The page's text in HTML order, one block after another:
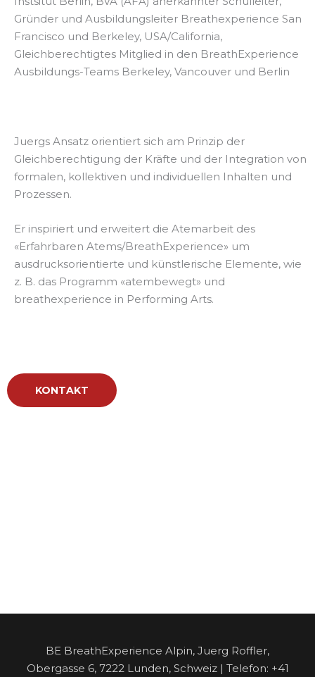
Gründer und Ausbildungsleiter Breathexperience San
Francisco und Berkeley, USA/California,
Gleichberechtigtes Mitglied in den BreathExperience
Ausbildungs-Teams Berkeley, Vancouver und Berlin
Juergs Ansatz orientiert sich am Prinzip der
Gleichberechtigung der Kräfte und der Integration von
formalen, kollektiven und individuellen Inhalten und
Prozessen.
Er inspiriert und erweitert die Atemarbeit des
«Erfahrbaren Atems/BreathExperience» um
ausdrucksorientierte und künstlerische Elemente, wie
z. B. das Programm «atembewegt» und
breathexperience in Performing Arts.
KONTAKT
BE BreathExperience Alpin, Juerg Roffler,
Obergasse 6, 7222 Lunden, Schweiz | Telefon: +41